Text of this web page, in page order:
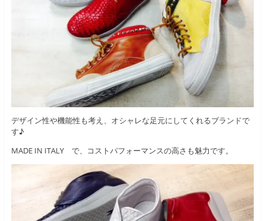
デザイン性や機能性も考え、オシャレな足元にしてくれるブランドで
す♪
MADE IN ITALY で、コストパフォーマンスの高さも魅力です。